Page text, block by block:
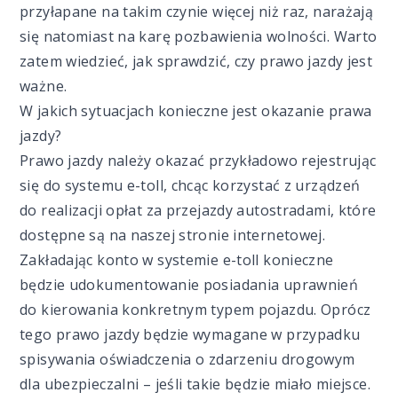
przyłapane na takim czynie więcej niż raz, narażają
się natomiast na karę pozbawienia wolności. Warto
zatem wiedzieć, jak sprawdzić, czy prawo jazdy jest
ważne.
W jakich sytuacjach konieczne jest okazanie prawa
jazdy?
Prawo jazdy należy okazać przykładowo rejestrując
się do systemu e-toll, chcąc korzystać z urządzeń
do realizacji opłat za przejazdy autostradami, które
dostępne są na naszej stronie internetowej.
Zakładając konto w systemie e-toll konieczne
będzie udokumentowanie posiadania uprawnień
do kierowania konkretnym typem pojazdu. Oprócz
tego prawo jazdy będzie wymagane w przypadku
spisywania oświadczenia o zdarzeniu drogowym
dla ubezpieczalni – jeśli takie będzie miało miejsce.